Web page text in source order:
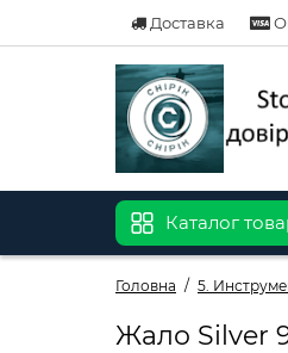
Доставка
Каталог
Головна 5.
Жало Silver